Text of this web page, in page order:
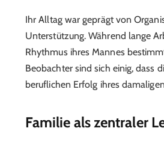
Ihr Alltag war geprägt von
Unterstützung. Während lange
Rhythmus ihres Mannes
Beobachter sind sich einig, dass
beruflichen Erfolg ihres
Familie als zentraler